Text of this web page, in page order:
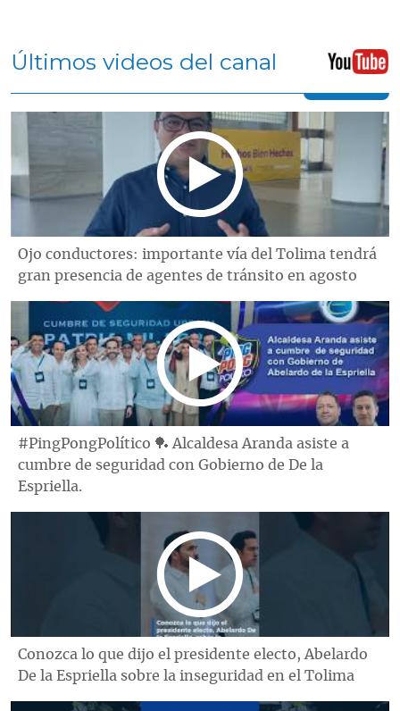
Últimos videos del canal
Ojo conductores: importante vía del Tolima tendrá
gran presencia de agentes de tránsito en agosto
#PingPongPolítico 🏓 Alcaldesa Aranda asiste a
cumbre de seguridad con Gobierno de De la
Espriella.
Conozca lo que dijo el presidente electo, Abelardo
De la Espriella sobre la inseguridad en el Tolima